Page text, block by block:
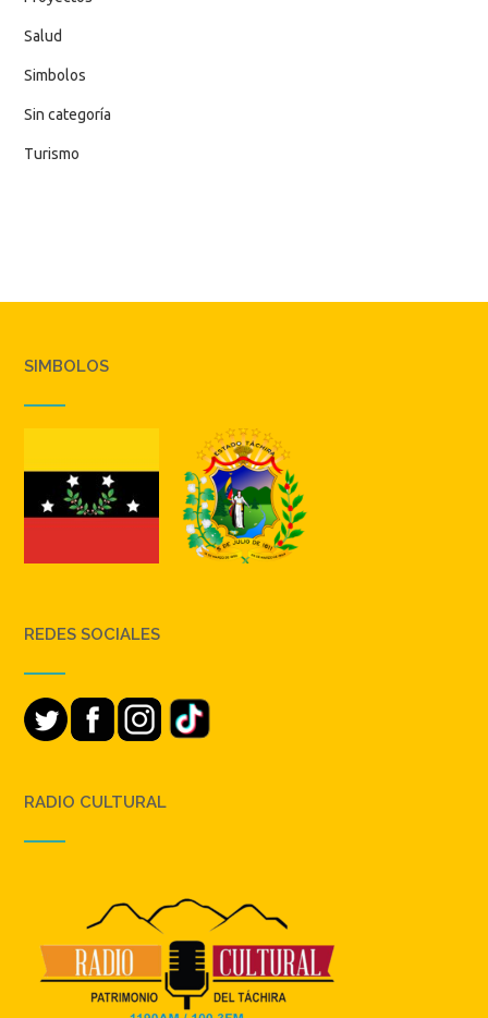
Salud
Simbolos
Sin categoría
Turismo
SIMBOLOS
REDES SOCIALES
RADIO CULTURAL